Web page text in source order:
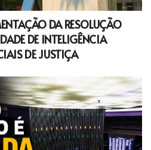
DA RESOLUÇÃO
DE INTELIGÊNCIA
DE JUSTIÇA